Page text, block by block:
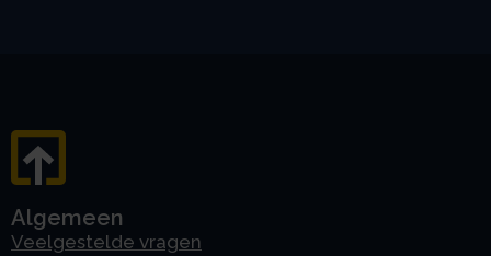
Algemeen
Veelgestelde vragen